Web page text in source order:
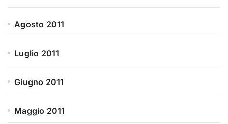
Agosto 2011
Luglio 2011
Giugno 2011
Maggio 2011